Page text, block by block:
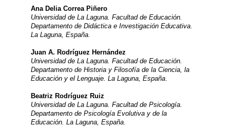
Ana Delia Correa Piñero
Universidad de La Laguna. Facultad de Educación.
Departamento de Didáctica e Investigación Educativa.
La Laguna, España.
Juan A. Rodríguez Hernández
Universidad de La Laguna. Facultad de Educación.
Departamento de Historia y Filosofía de la Ciencia, la
Educación y el Lenguaje. La Laguna, España.
Beatriz Rodríguez Ruiz
Universidad de La Laguna. Facultad de Psicología.
Departamento de Psicología Evolutiva y de la
Educación. La Laguna, España.